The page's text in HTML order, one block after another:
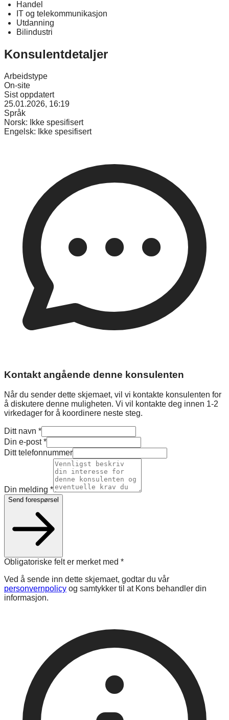
Handel
IT og telekommunikasjon
Utdanning
Bilindustri
Konsulentdetaljer
Arbeidstype
On-site
Sist oppdatert
25.01.2026, 16:19
Språk
Norsk:
Ikke spesifisert
Engelsk:
Ikke spesifisert
Kontakt angående denne konsulenten
Når du sender dette skjemaet, vil vi kontakte konsulenten for
å diskutere denne muligheten. Vi vil kontakte deg innen 1-2
virkedager for å koordinere neste steg.
Ditt navn *
Din e-post*
Ditt telefonnummer
Din melding *
Send forespørsel
Obligatoriske felt er merket med *
Ved å sende inn dette skjemaet, godtar du vår
personvernpolicy og samtykker til at Kons behandler din
informasjon.